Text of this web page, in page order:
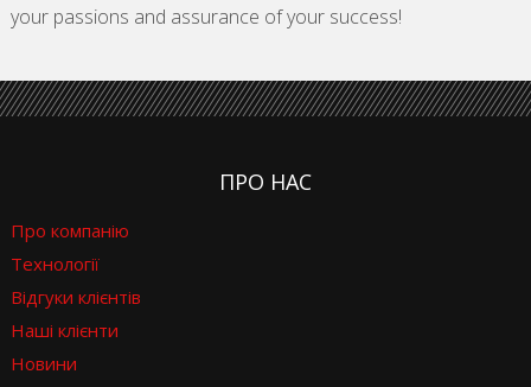
your passions and assurance of your success!
ПРО НАС
Про компанію
Технології
Відгуки клієнтів
Наші клієнти
Новини